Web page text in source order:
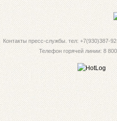
Контакты пресс-службы. тел: +7(930)387-
Телефон горячей линии: 8